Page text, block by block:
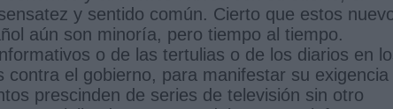
y sentido común. Cierto que estos
aún son minoría, pero tiempo al tiempo.
o de las tertulias o de los diarios en
el gobierno, para manifestar su exigencia
prescinden de series de televisión sin otro